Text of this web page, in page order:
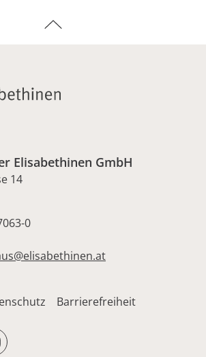
Elisabethinen GmbH
14
0
Barrierefreiheit